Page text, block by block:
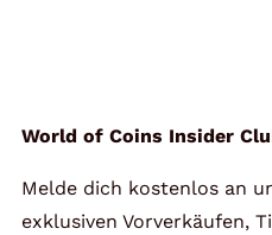
World of Coins Insider
Melde dich kostenlos an
exklusiven Vorverkäufen,